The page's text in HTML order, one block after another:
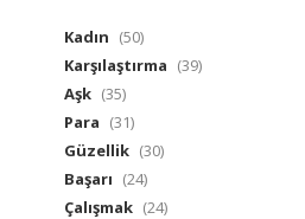
Kadın (50)
Karşılaştırma (39)
Aşk (35)
Para (31)
Güzellik (30)
Başarı (24)
Çalışmak (24)